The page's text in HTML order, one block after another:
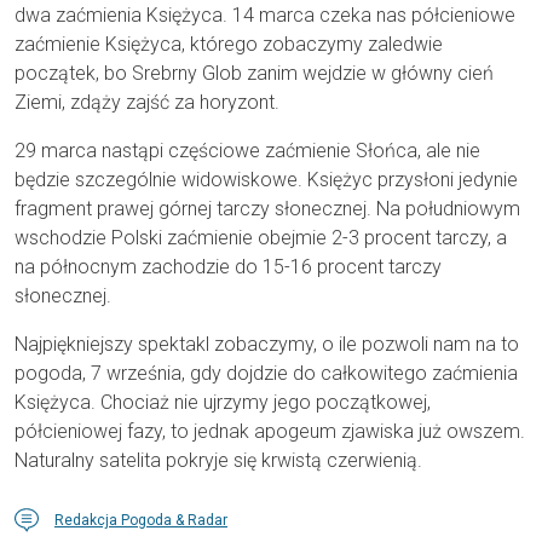
dwa zaćmienia Księżyca. 14 marca czeka nas półcieniowe
zaćmienie Księżyca, którego zobaczymy zaledwie
początek, bo Srebrny Glob zanim wejdzie w główny cień
Ziemi, zdąży zajść za horyzont.
29 marca nastąpi częściowe zaćmienie Słońca, ale nie
będzie szczególnie widowiskowe. Księżyc przysłoni jedynie
fragment prawej górnej tarczy słonecznej. Na południowym
wschodzie Polski zaćmienie obejmie 2-3 procent tarczy, a
na północnym zachodzie do 15-16 procent tarczy
słonecznej.
Najpiękniejszy spektakl zobaczymy, o ile pozwoli nam na to
pogoda, 7 września, gdy dojdzie do całkowitego zaćmienia
Księżyca. Chociaż nie ujrzymy jego początkowej,
półcieniowej fazy, to jednak apogeum zjawiska już owszem.
Naturalny satelita pokryje się krwistą czerwienią.
Redakcja Pogoda & Radar